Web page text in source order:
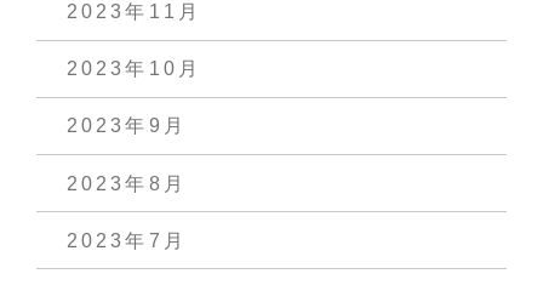
2023年11月
2023年10月
2023年9月
2023年8月
2023年7月